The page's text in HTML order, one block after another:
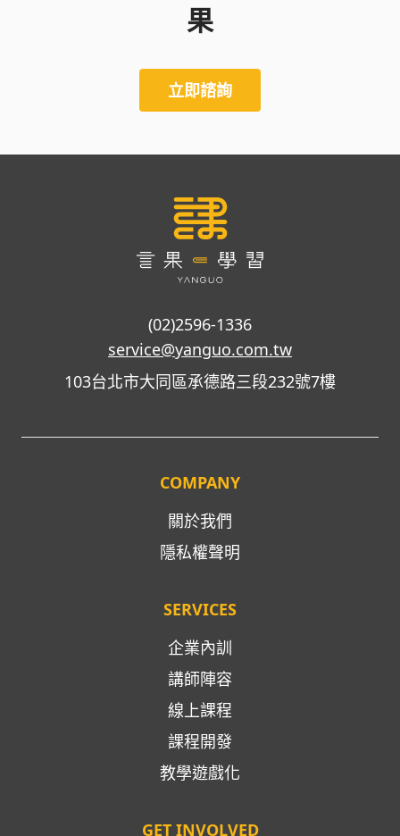
果
立即諮詢
(02)2596-1336
service@yanguo.com.tw
103台北市大同區承德路三段232號7樓
COMPANY
關於我們
隱私權聲明
SERVICES
企業內訓
講師陣容
線上課程
課程開發
教學遊戲化
GET INVOLVED